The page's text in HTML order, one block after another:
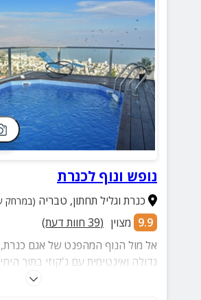
נופש ונוף לכנרת
כנרת וגליל תחתון, טבריה (במרחק של
9.9 מצוין (
39 חוות דעת)
אל מול הנוף המהפנט של אגם כנרת,
גדולה ואינטימית עם ג'קוזי בתוך